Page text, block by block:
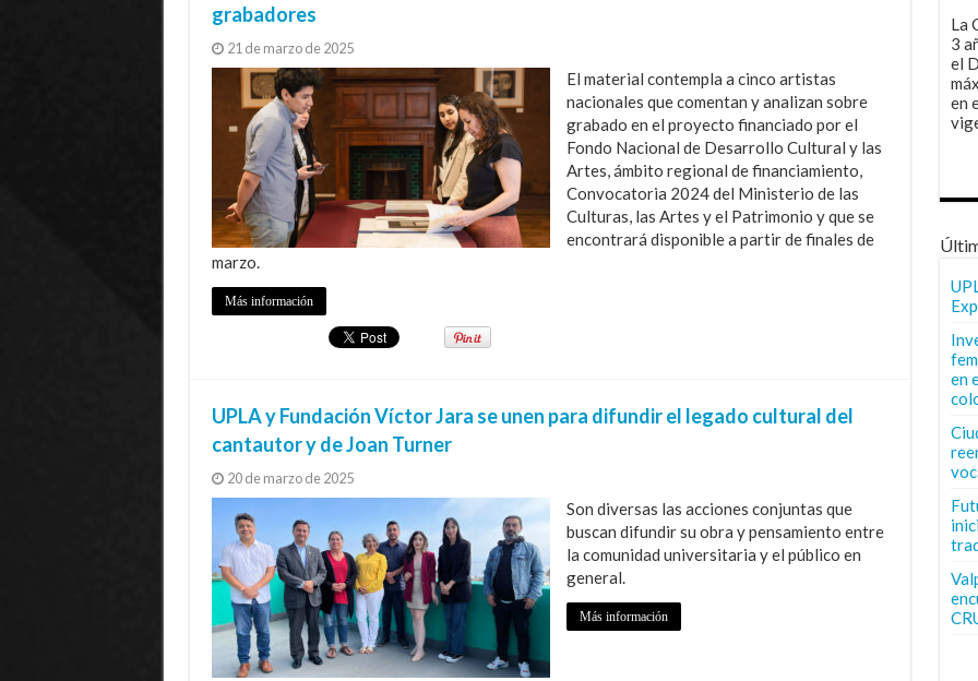
grabadores
21 de marzo de 2025
El material contempla a cinco artistas
nacionales que comentan y analizan sobre
grabado en el proyecto financiado por el
Fondo Nacional de Desarrollo Cultural y las
Artes, ámbito regional de financiamiento,
Convocatoria 2024 del Ministerio de las
Culturas, las Artes y el Patrimonio y que se
encontrará disponible a partir de finales de
marzo.
Más información
UPLA y Fundación Víctor Jara se unen para difundir el legado cultural del
cantautor y de Joan Turner
20 de marzo de 2025
Son diversas las acciones conjuntas que
buscan difundir su obra y pensamiento entre
la comunidad universitaria y el público en
general.
Más información
La
3
el
en
en